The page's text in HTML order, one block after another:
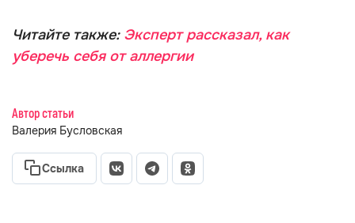
Читайте также: Эксперт рассказал, как
уберечь себя от аллергии
Автор статьи
Валерия Бусловская
Ссылка